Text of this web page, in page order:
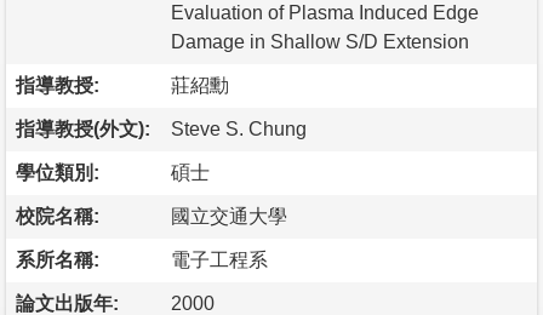
Evaluation of Plasma Induced Edge
Damage in Shallow S/D Extension
指導教授: 莊紹勳
指導教授(外文): Steve S. Chung
學位類別: 碩士
校院名稱: 國立交通大學
系所名稱: 電子工程系
論文出版年: 2000